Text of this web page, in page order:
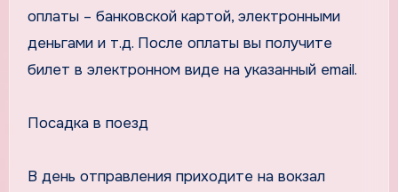
оплаты – банковской картой, электронными
деньгами и т.д. После оплаты вы получите
билет в электронном виде на указанный email.
Посадка в поезд
В день отправления приходите на вокзал